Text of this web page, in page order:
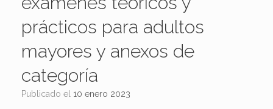
prácticos para adultos
mayores y anexos de
categoría
Publicado el 10 enero 2023